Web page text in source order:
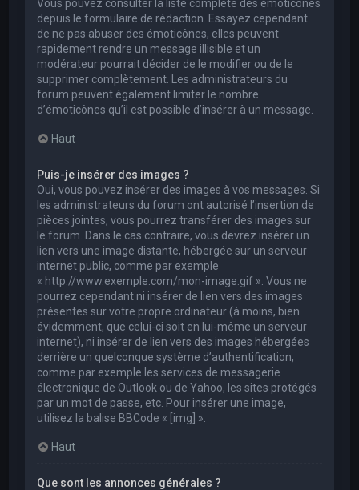
Vous pouvez consulter la liste complète des émoticônes
depuis le formulaire de rédaction. Essayez cependant
de ne pas abuser des émoticônes, elles peuvent
rapidement rendre un message illisible et un
modérateur pourrait décider de le modifier ou de le
supprimer complètement. Les administrateurs du
forum peuvent également limiter le nombre
d’émoticônes qu’il est possible d’insérer à un message.
Haut
Puis-je insérer des images ?
Oui, vous pouvez insérer des images à vos messages. Si
les administrateurs du forum ont autorisé l’insertion de
pièces jointes, vous pourrez transférer des images sur
le forum. Dans le cas contraire, vous devrez insérer un
lien vers une image distante, hébergée sur un serveur
internet public, comme par exemple
« http://www.exemple.com/mon-image.gif ». Vous ne
pourrez cependant ni insérer de lien vers des images
présentes sur votre propre ordinateur (à moins, bien
évidemment, que celui-ci soit en lui-même un serveur
internet), ni insérer de lien vers des images hébergées
derrière un quelconque système d’authentification,
comme par exemple les services de messagerie
électronique de Outlook ou de Yahoo, les sites protégés
par un mot de passe, etc. Pour insérer une image,
utilisez la balise BBCode « [img] ».
Haut
Que sont les annonces générales ?